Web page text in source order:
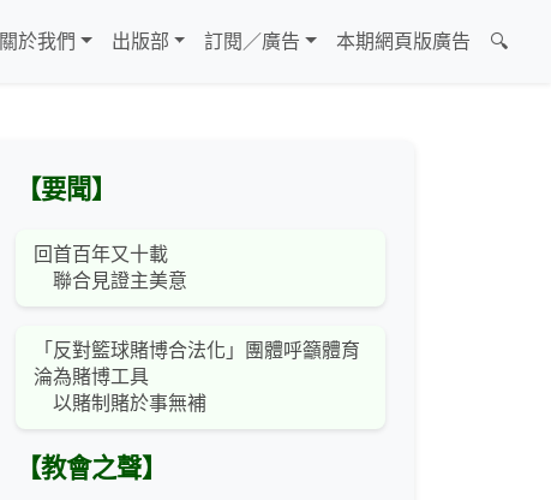
關於我們 出版部 訂閱／廣告 本期網頁版廣告 🔍
【要聞】
回首百年又十載
聯合見證主美意
「反對籃球賭博合法化」團體呼籲體育
淪為賭博工具
以賭制賭於事無補
【教會之聲】